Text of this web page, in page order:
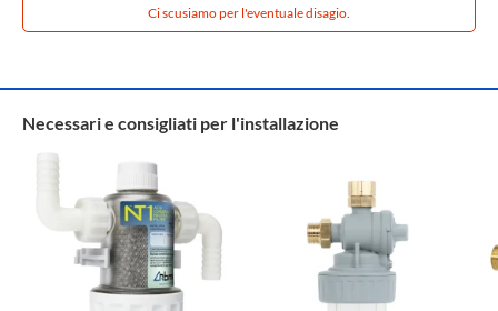
Ci scusiamo per l'eventuale disagio.
Necessari e consigliati per l'installazione